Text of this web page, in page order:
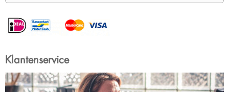
Klantenservice